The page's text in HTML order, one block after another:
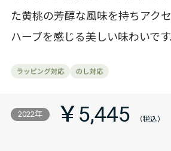
た黄桃の芳醇な風味を持ちアク
ハーブを感じる美しい味わいです
2022年 ￥5,445